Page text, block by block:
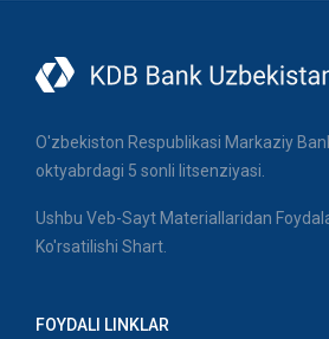
O'zbekiston Respublikasi Markaziy
oktyabrdagi 5 sonli litsenziyasi.
Ushbu Veb-Sayt Materiallaridan
Ko'rsatilishi Shart.
FOYDALI LINKLAR